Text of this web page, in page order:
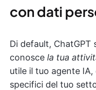
con dati
Di default, ChatGPT
conosce la tua
utile il tuo agente
specifici del tuo